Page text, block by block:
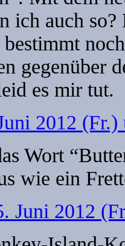
ich auch
gegenüber
es mir tut.
2012 (Fr.)
Wort
wie ein
Juni 2012